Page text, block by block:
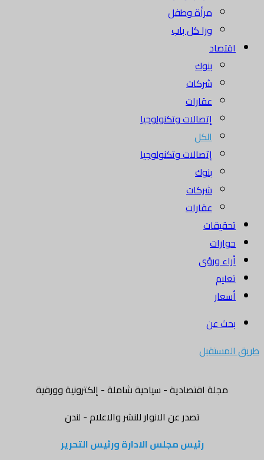
مرأة وطفل
ورا كل باب
اقتصاد
بنوك
شركات
عقارات
إتصالات وتكنولوجيا
الكل
إتصالات وتكنولوجيا
بنوك
شركات
عقارات
تحقيقات
حوارات
أراء ورؤى
تعليم
أسعار
بحث عن
طريق المستقبل
مجلة اقتصادية - سياحية شاملة - إلكترونية وورقية
تصدر عن الانوار للنشر والاعلام - لندن
رئيس مجلس الادارة ورئيس التحرير